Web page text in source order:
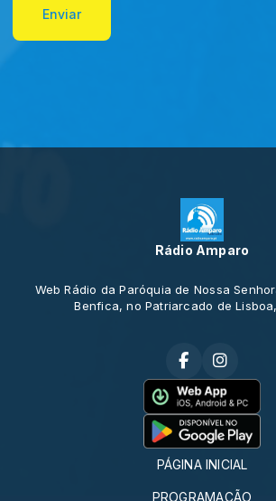
Enviar
Rádio Amparo
Web Rádio da Paróquia de Nossa
Benfica, no Patriarcado de
PÁGINA INICIAL
PROGRAMAÇÃO